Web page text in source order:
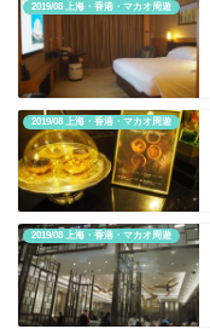
2019/08 上海・香港・マカオ周遊
2019/08 上海・香港・マカオ周遊
2019/08 上海・香港・マカオ周遊